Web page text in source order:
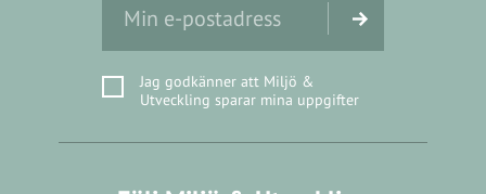
Jag godkänner att Miljö &
Utveckling sparar mina uppgifter